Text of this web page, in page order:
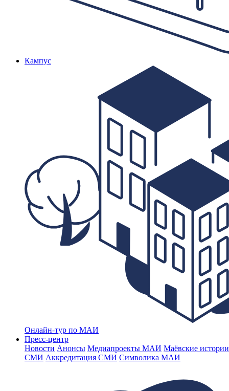
Кампус
Онлайн-тур по МАИ
Пресс-центр
Новости Анонсы Медиапроекты МАИ Маёвские
СМИ Аккредитация СМИ Символика МАИ